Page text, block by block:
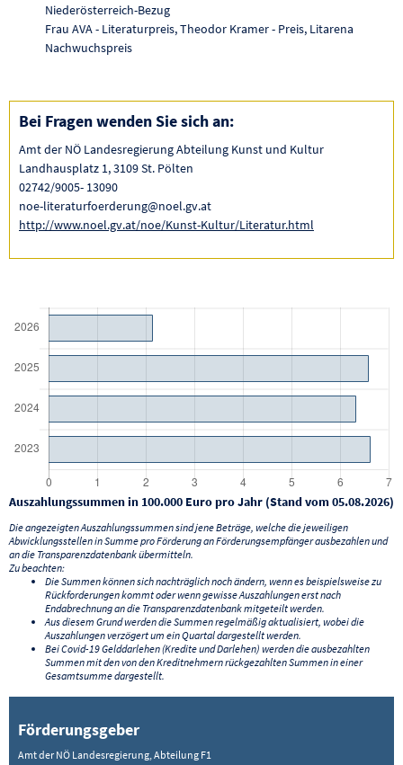
Niederösterreich-Bezug
Frau AVA - Literaturpreis, Theodor Kramer - Preis, Litarena
Nachwuchspreis
Bei Fragen wenden Sie sich an:
Amt der NÖ Landesregierung Abteilung Kunst und Kultur
Landhausplatz 1, 3109 St. Pölten
02742/9005- 13090
noe-literaturfoerderung@noel.gv.at
http://www.noel.gv.at/noe/Kunst-Kultur/Literatur.html
Auszahlungssummen in 100.000 Euro pro Jahr (Stand vom 05.08.2026)
Die angezeigten Auszahlungssummen sind jene Beträge, welche die jeweiligen
Abwicklungsstellen in Summe pro Förderung an Förderungsempfänger ausbezahlen und
an die Transparenzdatenbank übermitteln.
Zu beachten:
Die Summen können sich nachträglich noch ändern, wenn es beispielsweise zu
Rückforderungen kommt oder wenn gewisse Auszahlungen erst nach
Endabrechnung an die Transparenzdatenbank mitgeteilt werden.
Aus diesem Grund werden die Summen regelmäßig aktualisiert, wobei die
Auszahlungen verzögert um ein Quartal dargestellt werden.
Bei Covid-19 Gelddarlehen (Kredite und Darlehen) werden die ausbezahlten
Summen mit den von den Kreditnehmern rückgezahlten Summen in einer
Gesamtsumme dargestellt.
Förderungsgeber
Amt der NÖ Landesregierung, Abteilung F1